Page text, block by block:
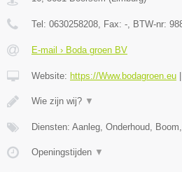
Tel: 0630258208, Fax: -, BTW-nr:
E-mail › Boda groen BV
Website: https://Www.bodagroen.eu
Wie zijn wij? ▼
Diensten: Aanleg, Onderhoud,
Openingstijden ▼